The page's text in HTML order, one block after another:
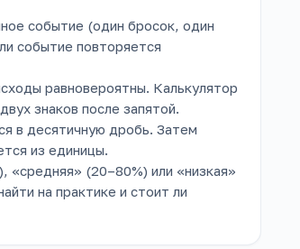
событие (один бросок, один
событие повторяется
равновероятны. Калькулятор
знаков после запятой.
в десятичную дробь. Затем
из единицы.
«средняя» (20–80%) или «низкая»
на практике и стоит ли